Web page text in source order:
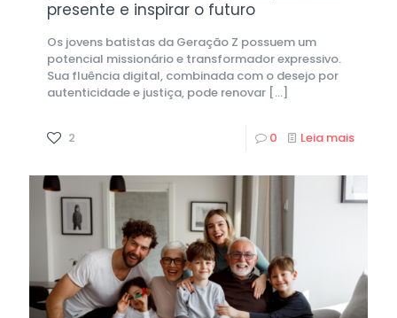
presente e inspirar o futuro
Os jovens batistas da Geração Z possuem um
potencial missionário e transformador expressivo.
Sua fluência digital, combinada com o desejo por
autenticidade e justiça, pode renovar […]
2 0 Leia mais